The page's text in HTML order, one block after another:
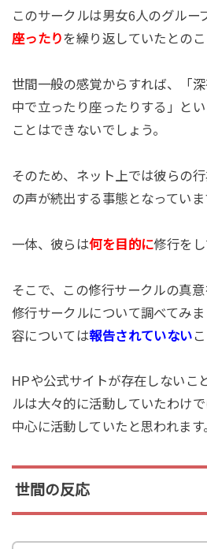
このサークルは男女6人のグルー
座ったりを繰り返していたとのこ
世間一般の感覚からすれば、「
中で立ったり座ったりする」と
ことはできないでしょう。
そのため、ネット上では彼らの
の声が続出する事態となっていま
一体、彼らは何を目的に修行を
そこで、この修行サークルの真
修行サークルについて調べてみ
容については報告されていない
HPや公式サイトが存在しないこ
ルは大々的に活動していたわけ
中心に活動していたと思われます
世間の反応